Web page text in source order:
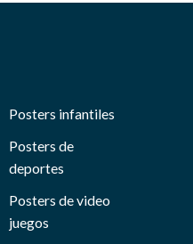
Posters infantiles
Posters de
deportes
Posters de video
juegos